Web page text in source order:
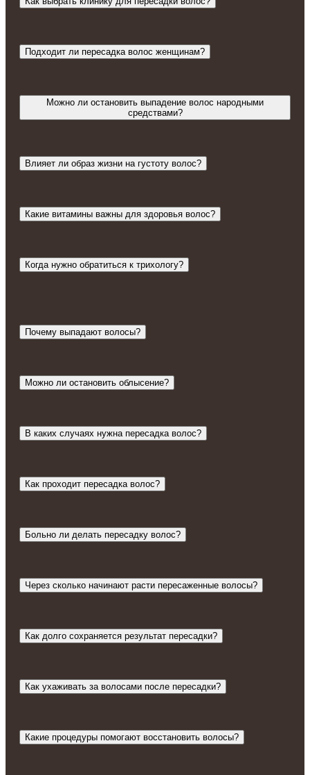
Подходит ли пересадка волос женщинам?
Можно ли остановить выпадение волос народными
средствами?
Влияет ли образ жизни на густоту волос?
Какие витамины важны для здоровья волос?
Когда нужно обратиться к трихологу?
Почему выпадают волосы?
Можно ли остановить облысение?
В каких случаях нужна пересадка волос?
Как проходит пересадка волос?
Больно ли делать пересадку волос?
Через сколько начинают расти пересаженные волосы?
Как долго сохраняется результат пересадки?
Как ухаживать за волосами после пересадки?
Какие процедуры помогают восстановить волосы?